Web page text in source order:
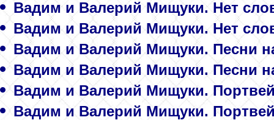
Вадим и Валерий Мищуки. Нет
Вадим и Валерий Мищуки. Нет
Вадим и Валерий Мищуки. Песни
Вадим и Валерий Мищуки. Песни
Вадим и Валерий Мищуки.
Вадим и Валерий Мищуки.